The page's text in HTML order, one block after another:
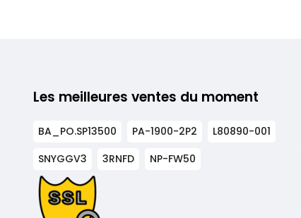
Les meilleures ventes du moment
BA_PO.SP13500 PA-1900-2P2
L80890-001
SNYGGV3
3RNFD NP-FW50